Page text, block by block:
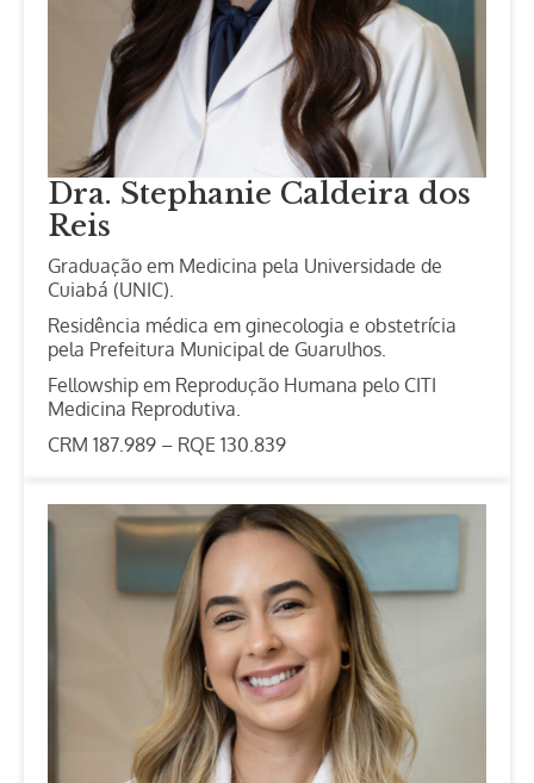
Dra. Stephanie Caldeira dos
Reis
Graduação em Medicina pela Universidade de
Cuiabá (UNIC).
Residência médica em ginecologia e obstetrícia
pela Prefeitura Municipal de Guarulhos.
Fellowship em Reprodução Humana pelo CITI
Medicina Reprodutiva.
CRM 187.989 – RQE 130.839